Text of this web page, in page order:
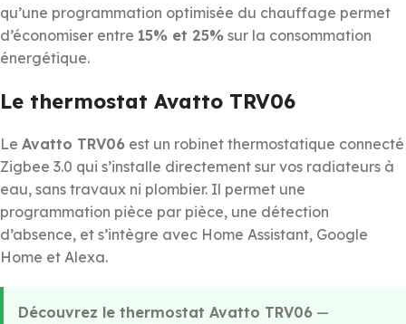
qu’une programmation optimisée du chauffage permet
d’économiser entre 15% et 25% sur la consommation
énergétique.
Le thermostat Avatto TRV06
Le Avatto TRV06 est un robinet thermostatique connecté
Zigbee 3.0 qui s’installe directement sur vos radiateurs à
eau, sans travaux ni plombier. Il permet une
programmation pièce par pièce, une détection
d’absence, et s’intègre avec Home Assistant, Google
Home et Alexa.
Découvrez le thermostat Avatto TRV06 —